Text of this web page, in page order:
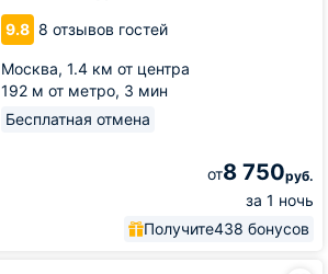
9.8 8 отзывов гостей
Москва, 1.4 км от центра
192 м от метро, 3 мин
Бесплатная отмена
от8 750руб.
за 1 ночь
Получите438 бонусов